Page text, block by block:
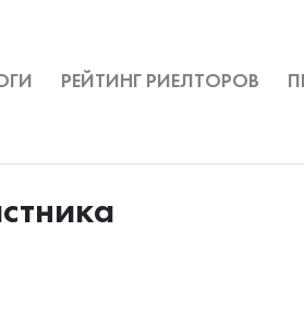
РЕЙТИНГ РИЕЛТОРОВ